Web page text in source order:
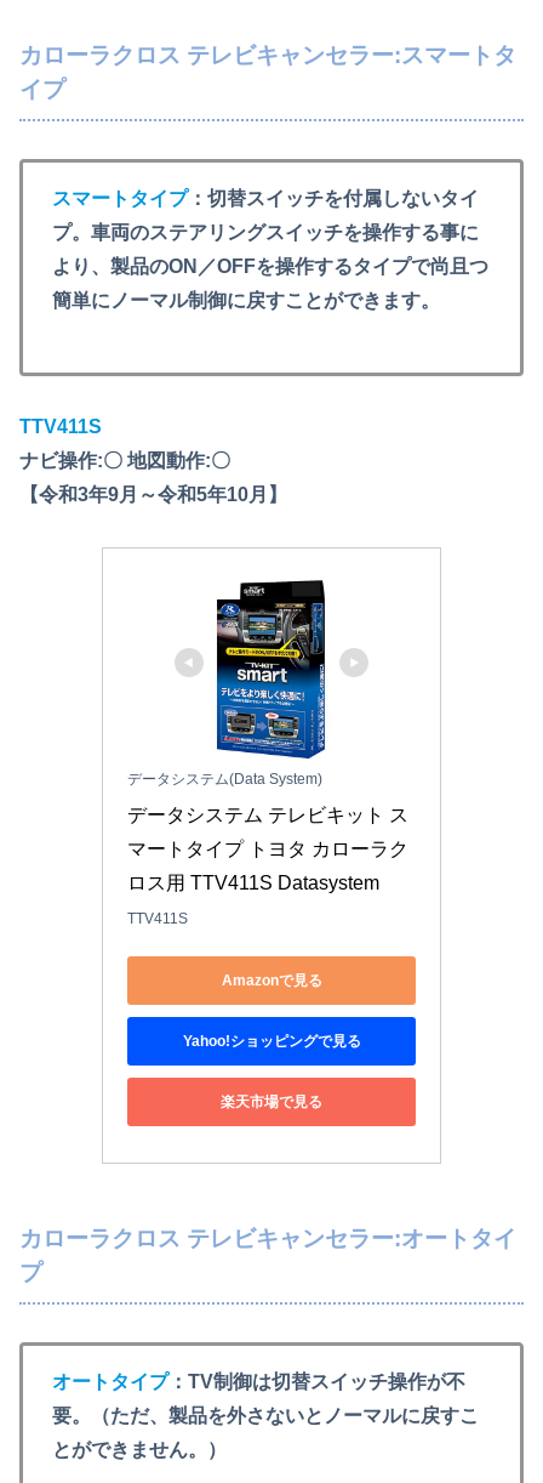
カローラクロス テレビキャンセラー:スマートタ
イプ
スマートタイプ：切替スイッチを付属しないタイ
プ。車両のステアリングスイッチを操作する事に
より、製品のON／OFFを操作するタイプで尚且つ
簡単にノーマル制御に戻すことができます。
TTV411S
ナビ操作:〇 地図動作:〇
【令和3年9月～令和5年10月】
データシステム(Data System)
データシステム テレビキット ス
マートタイプ トヨタ カローラク
ロス用 TTV411S Datasystem
TTV411S
Amazonで見る
Yahoo!ショッピングで見る
楽天市場で見る
カローラクロス テレビキャンセラー:オートタイ
プ
オートタイプ：TV制御は切替スイッチ操作が不
要。（ただ、製品を外さないとノーマルに戻すこ
とができません。）